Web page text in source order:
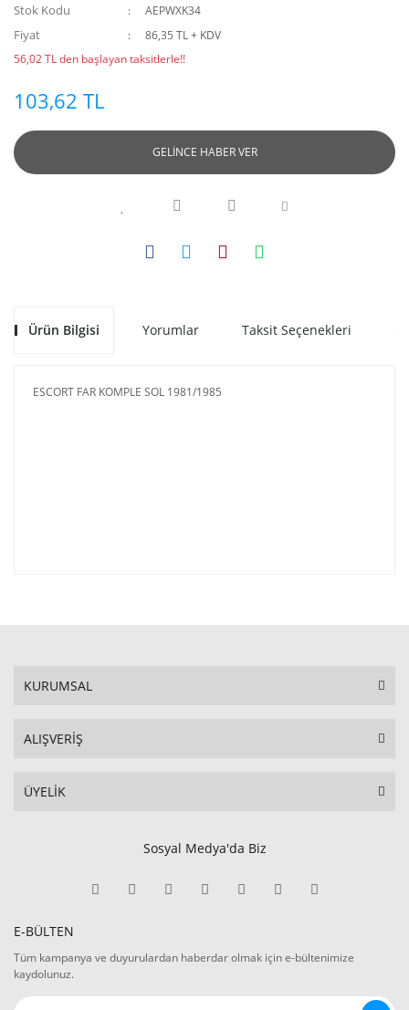
Stok Kodu AEPWXK34
Fiyat
86,35 TL + KDV
56,02 TL den başlayan taksitlerle!!
103,62 TL
GELİNCE HABER VER
Ürün Bilgisi Yorumlar Taksit Seçenekleri
ESCORT FAR KOMPLE SOL 1981/1985
KURUMSAL
ALIŞVERİŞ
ÜYELİK
Sosyal Medya'da Biz
E-BÜLTEN
Tüm kampanya ve duyurulardan haberdar olmak için e-bültenimize
kaydolunuz.